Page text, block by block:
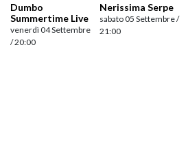
Dumbo
Summertime Live
venerdì 04 Settembre
/ 20:00
Nerissima Serpe
sabato 05 Settembre /
21:00